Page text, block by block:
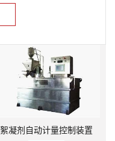
絮凝剂自动计量控制装置